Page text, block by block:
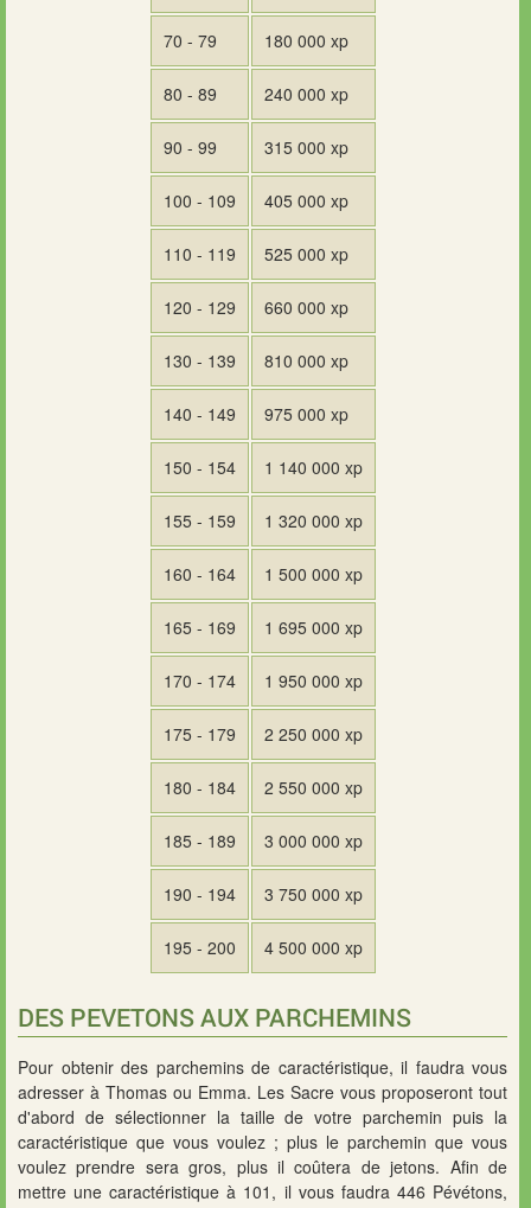
70 - 79 180 000 xp
80 - 89 240 000 xp
90 - 99 315 000 xp
100 - 109 405 000 xp
110 - 119 525 000 xp
120 - 129 660 000 xp
130 - 139 810 000 xp
140 - 149 975 000 xp
150 - 154 1 140 000 xp
155 - 159 1 320 000 xp
160 - 164 1 500 000 xp
165 - 169 1 695 000 xp
170 - 174 1 950 000 xp
175 - 179 2 250 000 xp
180 - 184 2 550 000 xp
185 - 189 3 000 000 xp
190 - 194 3 750 000 xp
195 - 200 4 500 000 xp
DES PEVETONS AUX PARCHEMINS
Pour obtenir des parchemins de caractéristique, il faudra vous
adresser à Thomas ou Emma. Les Sacre vous proposeront tout
d'abord de sélectionner la taille de votre parchemin puis la
caractéristique que vous voulez ; plus le parchemin que vous
voulez prendre sera gros, plus il coûtera de jetons. Afin de
mettre une caractéristique à 101, il vous faudra 446 Pévétons,